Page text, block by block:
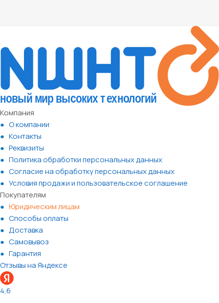
Компания
О компании
Контакты
Реквизиты
Политика обработки персональных данных
Согласие на обработку персональных данных
Условия продажи и пользовательское соглашение
Покупателям
Юридическим лицам
Способы оплаты
Доставка
Самовывоз
Гарантия
Отзывы на Яндексе
4,6